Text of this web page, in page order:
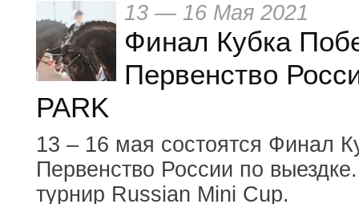
13 — 16 Мая 2021
Финал Кубка
Первенство
PARK
13 – 16 мая состоятся Финал
Первенство России по
турнир Russian Mini Cup.